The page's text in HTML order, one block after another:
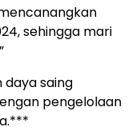
sehingga mari
daya saing
pengelolaan